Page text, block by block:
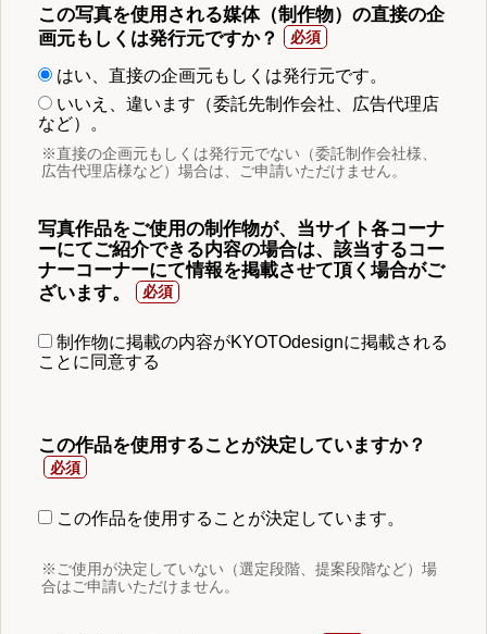
この写真を使用される媒体（制作物）の直接の企
画元もしくは発行元ですか？
はい、直接の企画元もしくは発行元です。
いいえ、違います（委託先制作会社、広告代理店
など）。
※直接の企画元もしくは発行元でない（委託制作会社様、
広告代理店様など）場合は、ご申請いただけません。
写真作品をご使用の制作物が、当サイト各コーナ
ーにてご紹介できる内容の場合は、該当するコー
ナーコーナーにて情報を掲載させて頂く場合がご
ざいます。
制作物に掲載の内容がKYOTOdesignに掲載される
ことに同意する
この作品を使用することが決定していますか？
この作品を使用することが決定しています。
※ご使用が決定していない（選定段階、提案段階など）場
合はご申請いただけません。